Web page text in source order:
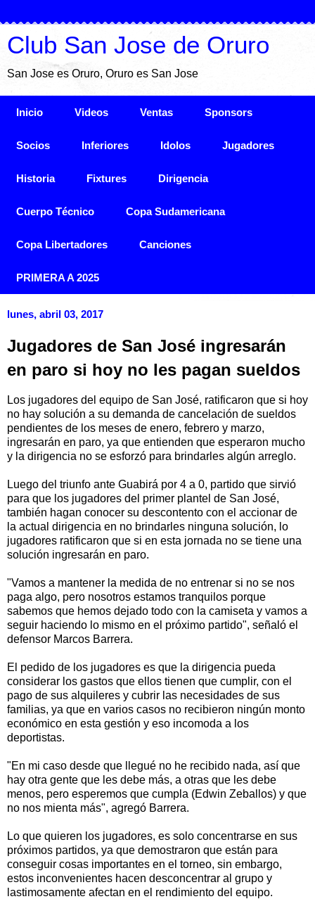
Club San Jose de Oruro
San Jose es Oruro, Oruro es San Jose
Inicio Videos Ventas Sponsors
Socios Inferiores Idolos Jugadores
Historia Fixtures Dirigencia
Cuerpo Técnico Copa Sudamericana
Copa Libertadores Canciones
PRIMERA A 2025
lunes, abril 03, 2017
Jugadores de San José ingresarán
en paro si hoy no les pagan sueldos
Los jugadores del equipo de San José, ratificaron que si hoy
no hay solución a su demanda de cancelación de sueldos
pendientes de los meses de enero, febrero y marzo,
ingresarán en paro, ya que entienden que esperaron mucho
y la dirigencia no se esforzó para brindarles algún arreglo.
Luego del triunfo ante Guabirá por 4 a 0, partido que sirvió
para que los jugadores del primer plantel de San José,
también hagan conocer su descontento con el accionar de
la actual dirigencia en no brindarles ninguna solución, lo
jugadores ratificaron que si en esta jornada no se tiene una
solución ingresarán en paro.
"Vamos a mantener la medida de no entrenar si no se nos
paga algo, pero nosotros estamos tranquilos porque
sabemos que hemos dejado todo con la camiseta y vamos a
seguir haciendo lo mismo en el próximo partido", señaló el
defensor Marcos Barrera.
El pedido de los jugadores es que la dirigencia pueda
considerar los gastos que ellos tienen que cumplir, con el
pago de sus alquileres y cubrir las necesidades de sus
familias, ya que en varios casos no recibieron ningún monto
económico en esta gestión y eso incomoda a los
deportistas.
"En mi caso desde que llegué no he recibido nada, así que
hay otra gente que les debe más, a otras que les debe
menos, pero esperemos que cumpla (Edwin Zeballos) y que
no nos mienta más", agregó Barrera.
Lo que quieren los jugadores, es solo concentrarse en sus
próximos partidos, ya que demostraron que están para
conseguir cosas importantes en el torneo, sin embargo,
estos inconvenientes hacen desconcentrar al grupo y
lastimosamente afectan en el rendimiento del equipo.